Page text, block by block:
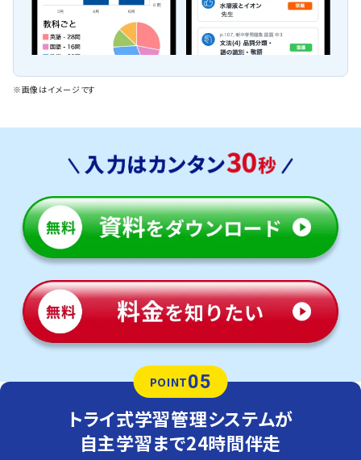
※画像はイメージです
POINT05
トライ式学習管理システムが
自主学習まで24時間伴走